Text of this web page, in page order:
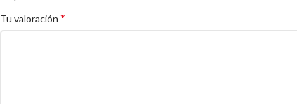
Tu valoración *